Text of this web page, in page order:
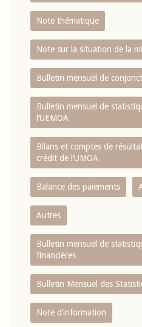
Note thématique
Note sur la situation de la
Bulletin mensuel de
Bulletin mensuel de
l‘UEMOA
Bilans et comptes de
crédit de l‘UMOA
Balance des paiements
Autres
Bulletin mensuel de
financières
Bulletin Mensuel des
Note d’information